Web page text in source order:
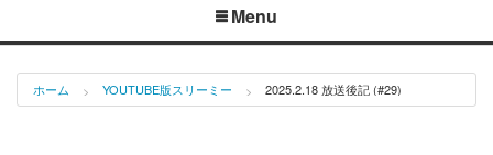
Menu
ホーム YOUTUBE版スリーミー 2025.2.18 放送後記 (#29)